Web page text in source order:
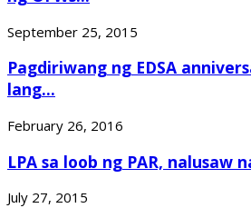
September 25, 2015
Pagdiriwang ng EDSA
lang...
February 26, 2016
LPA sa loob ng PAR, nalusaw
July 27, 2015